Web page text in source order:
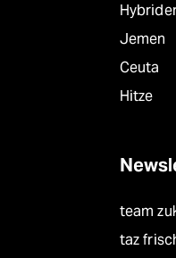
Jemen
Ceuta
Hitze
team
taz